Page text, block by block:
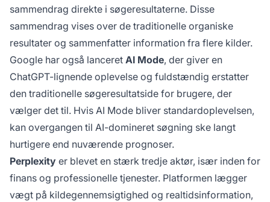
sammendrag direkte i søgeresultaterne. Disse
sammendrag vises over de traditionelle organiske
resultater og sammenfatter information fra flere kilder.
Google har også lanceret AI Mode, der giver en
ChatGPT-lignende oplevelse og fuldstændig erstatter
den traditionelle søgeresultatside for brugere, der
vælger det til. Hvis AI Mode bliver standardoplevelsen,
kan overgangen til AI-domineret søgning ske langt
hurtigere end nuværende prognoser.
Perplexity er blevet en stærk tredje aktør, især inden for
finans og professionelle tjenester. Platformen lægger
vægt på kildegennemsigtighed og realtidsinformation,